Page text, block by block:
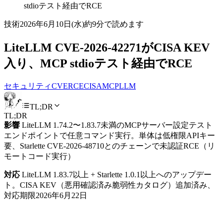
stdioテスト経由でRCE
技術2026年6月10日(水)約9分で読めます
LiteLLM CVE-2026-42271がCISA KEV
入り、MCP stdioテスト経由でRCE
セキュリティCVERCECISAMCPLLM
TL;DR
TL;DR
影響 LiteLLM 1.74.2〜1.83.7未満のMCPサーバー設定テスト
エンドポイントで任意コマンド実行。単体は低権限APIキー
要、Starlette CVE-2026-48710とのチェーンで未認証RCE（リ
モートコード実行）
対応 LiteLLM 1.83.7以上 + Starlette 1.0.1以上へのアップデー
ト。CISA KEV（悪用確認済み脆弱性カタログ）追加済み、
対応期限2026年6月22日